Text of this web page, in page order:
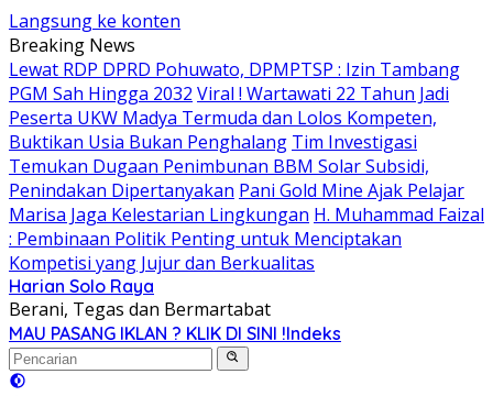
Langsung ke konten
Breaking News
Lewat RDP DPRD Pohuwato, DPMPTSP : Izin Tambang
PGM Sah Hingga 2032 Viral ! Wartawati 22 Tahun Jadi
Peserta UKW Madya Termuda dan Lolos Kompeten,
Buktikan Usia Bukan Penghalang Tim Investigasi
Temukan Dugaan Penimbunan BBM Solar Subsidi,
Penindakan Dipertanyakan Pani Gold Mine Ajak Pelajar
Marisa Jaga Kelestarian Lingkungan H. Muhammad Faizal
: Pembinaan Politik Penting untuk Menciptakan
Kompetisi yang Jujur dan Berkualitas
Harian Solo Raya
Berani, Tegas dan Bermartabat
MAU PASANG IKLAN ? KLIK DI SINI !Indeks